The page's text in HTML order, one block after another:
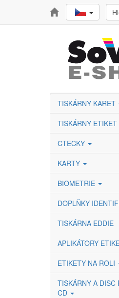
TISKÁRNY KARET
TISKÁRNY ETIKET
ČTEČKY
KARTY
BIOMETRIE
DOPLŇKY
TISKÁRNA EDDIE
APLIKÁTORY
ETIKETY NA ROLI
TISKÁRNY A DISC
CD